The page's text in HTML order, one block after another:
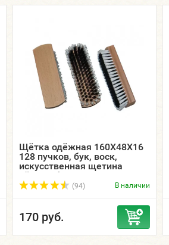
Щётка одёжная 160Х48Х16
128 пучков, бук, воск,
искусственная щетина
чёрная/белая / ЭКОБРАШ.
(94) В наличии
170 руб.